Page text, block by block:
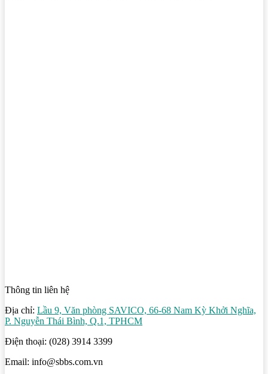
Thông tin liên hệ
Địa chỉ: Lầu 9, Văn phòng SAVICO, 66-68 Nam Kỳ Khởi Nghĩa,
P. Nguyễn Thái Bình, Q.1, TPHCM
Điện thoại: (028) 3914 3399
Email: info@sbbs.com.vn